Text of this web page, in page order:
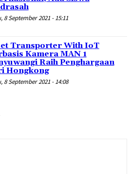
8 September 2021 - 15:11
Transporter With IoT
Kamera MAN 1
Raih Penghargaan
Hongkong
8 September 2021 - 14:08